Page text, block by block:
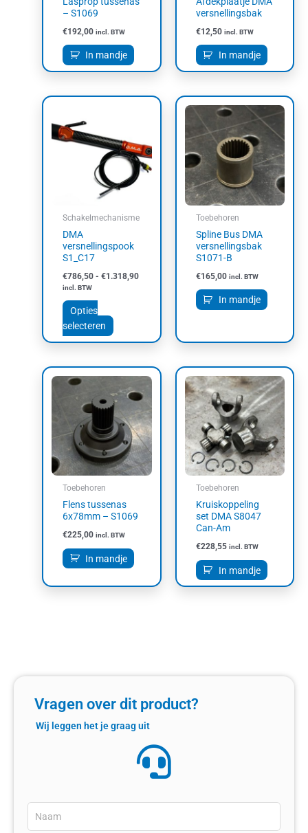
– S1069
€192,00 incl. BTW
In mandje
versnellingsbak
€12,50 incl. BTW
In mandje
Schakelmechanisme
DMA
versnellingspook
S1_C17
€786,50 - €1.318,90
Prijsklasse:
incl. BTW
Opties
selecteren
meerdere
variaties.
Deze
optie
worden
op
de
Toebehoren
Spline Bus DMA
versnellingsbak
S1071-B
€165,00 incl. BTW
In mandje
Toebehoren
Flens tussenas
6x78mm – S1069
€225,00 incl. BTW
In mandje
Toebehoren
Kruiskoppeling
set DMA S8047
Can-Am
€228,55 incl. BTW
In mandje
Vragen over dit product?
Wij leggen het je graag uit